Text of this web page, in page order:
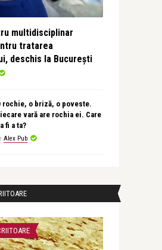
multidisciplinar
tratarea
deschis la București
rochie, o briză, o poveste.
vară are rochia ei. Care
fi a ta?
Alex Pub